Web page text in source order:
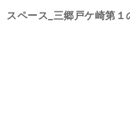
スペース_三郷戸ケ崎第１